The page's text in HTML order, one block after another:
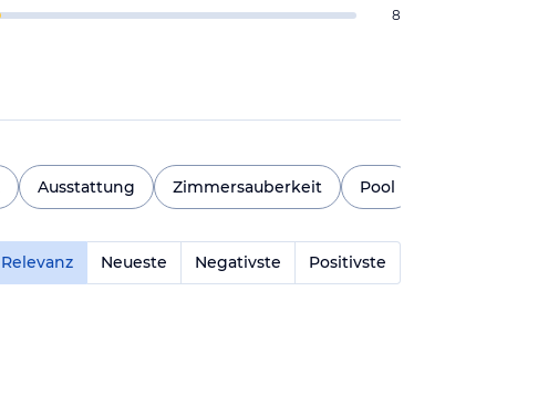
8
Ausstattung Zimmersauberkeit Pool
Relevanz Neueste Negativste Positivste